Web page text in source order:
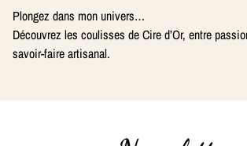
Plongez dans mon univers…
Découvrez les coulisses de Cire d’Or, entre
savoir-faire artisanal.